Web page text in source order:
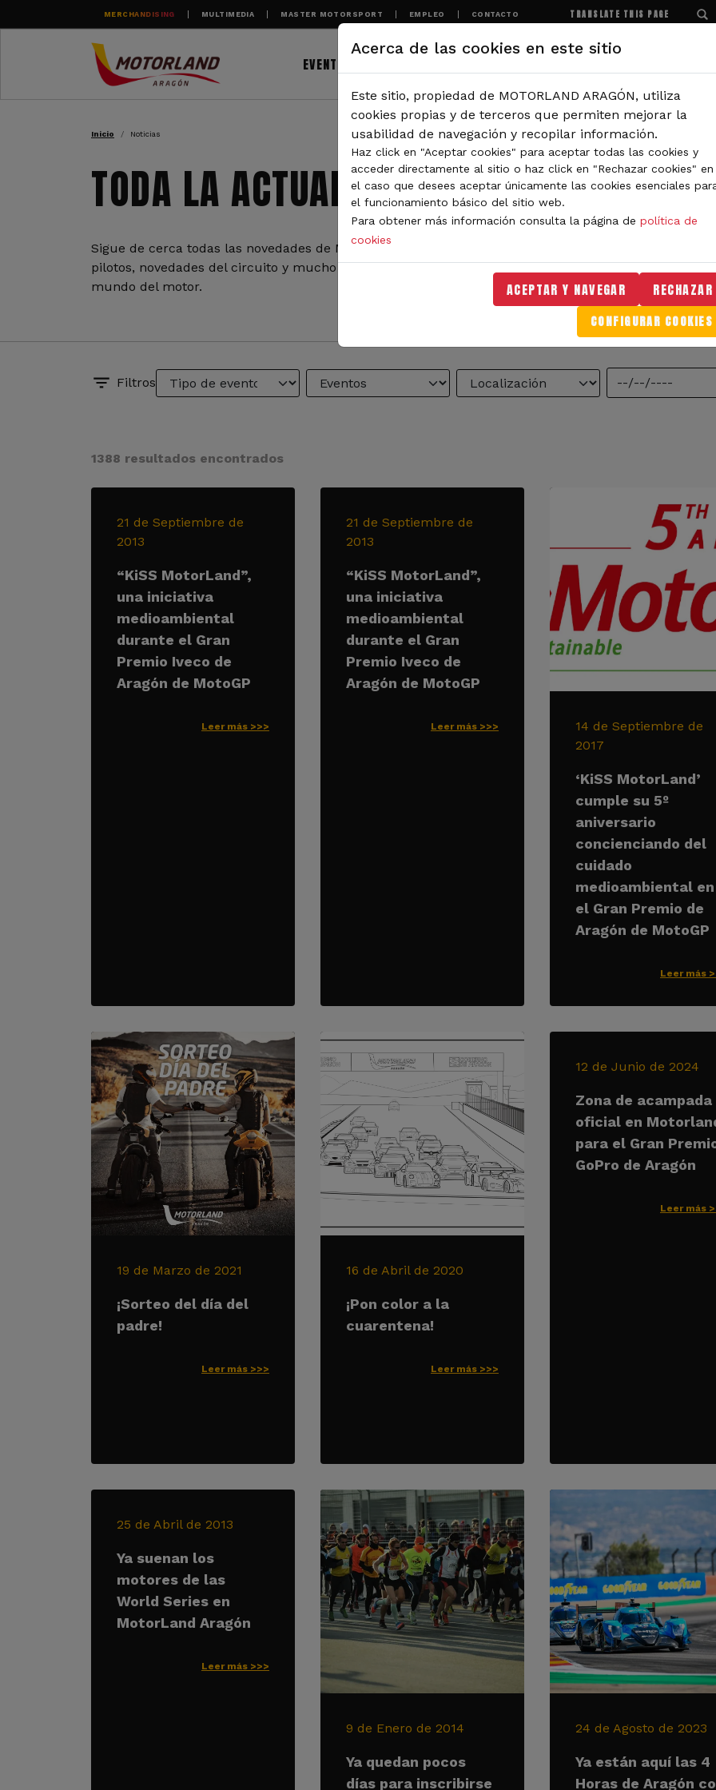
Pasar al contenido principal
MERCHANDISING MULTIMEDIA MASTER MOTORSPORT EMPLEO CONTACTO TRANSLATE THIS PAGE
EVENTOS
RUTA DE NAVEGACIÓN
Inicio Noticias
TODA LA ACTUALIDAD DE MOTORLAND
Sigue de cerca todas las novedades de MotorLand Aragón. Aquí encontrarás noticias sobre eventos,
pilotos, novedades del circuito y mucho más. Filtra por categoría o tipo de contenido y no te pierdas
mundo del motor.
Filtros
1388 resultados encontrados
21 de Septiembre de
2013
“KiSS MotorLand”,
una iniciativa
medioambiental
durante el Gran
Premio Iveco de
Aragón de MotoGP
Leer más >>>
21 de Septiembre de
2013
“KiSS MotorLand”,
una iniciativa
medioambiental
durante el Gran
Premio Iveco de
Aragón de MotoGP
Leer más >>>
14 de Septiembre de
2017
‘KiSS MotorLand’
cumple su 5º
aniversario
concienciando del
cuidado
medioambiental en
el Gran Premio de
Aragón de MotoGP
Leer más
19 de Marzo de 2021
¡Sorteo del día del
padre!
Leer más >>>
16 de Abril de 2020
¡Pon color a la
cuarentena!
Leer más >>>
12 de Junio de 2024
Zona de acampada
oficial en
para el Gran
GoPro de Aragón
Leer más
25 de Abril de 2013
Ya suenan los
motores de las
World Series en
MotorLand Aragón
Leer más >>>
9 de Enero de 2014
Ya quedan pocos
días para inscribirse
24 de Agosto de 2023
Ya están aquí las 4
Horas de Aragón
Acerca de las cookies en este sitio
Este sitio, propiedad de MOTORLAND ARAGÓN, utiliza
cookies propias y de terceros que permiten mejorar la
usabilidad de navegación y recopilar información.
Haz click en "Aceptar cookies" para aceptar todas las cookies y
acceder directamente al sitio o haz click en "Rechazar cookies" en
el caso que desees aceptar únicamente las cookies esenciales
el funcionamiento básico del sitio web.
Para obtener más información consulta la página de política de
cookies
ACEPTAR Y NAVEGAR RECHAZAR
CONFIGURAR COOKIES